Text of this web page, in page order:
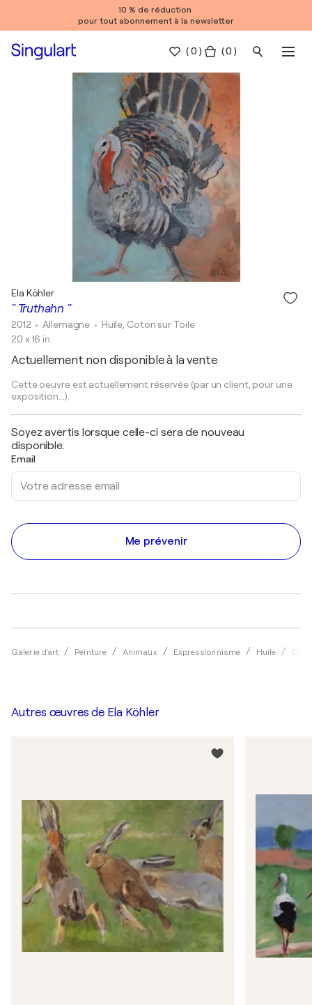
10 % de réduction
pour tout abonnement à la newsletter
(0 ) ( 0 )
Galerie d'art Peinture Animaux Expressionnisme Huile Ela
" Truthahn "
Ela Köhler
2012 • Allemagne • Huile, Coton sur Toile
20 x 16 in
Actuellement non disponible à la vente
Cette oeuvre est actuellement réservée (par un client, pour une
exposition...).
Soyez avertis lorsque celle-ci sera de nouveau
disponible.
Email
Me prévenir
Autres œuvres de Ela Köhler